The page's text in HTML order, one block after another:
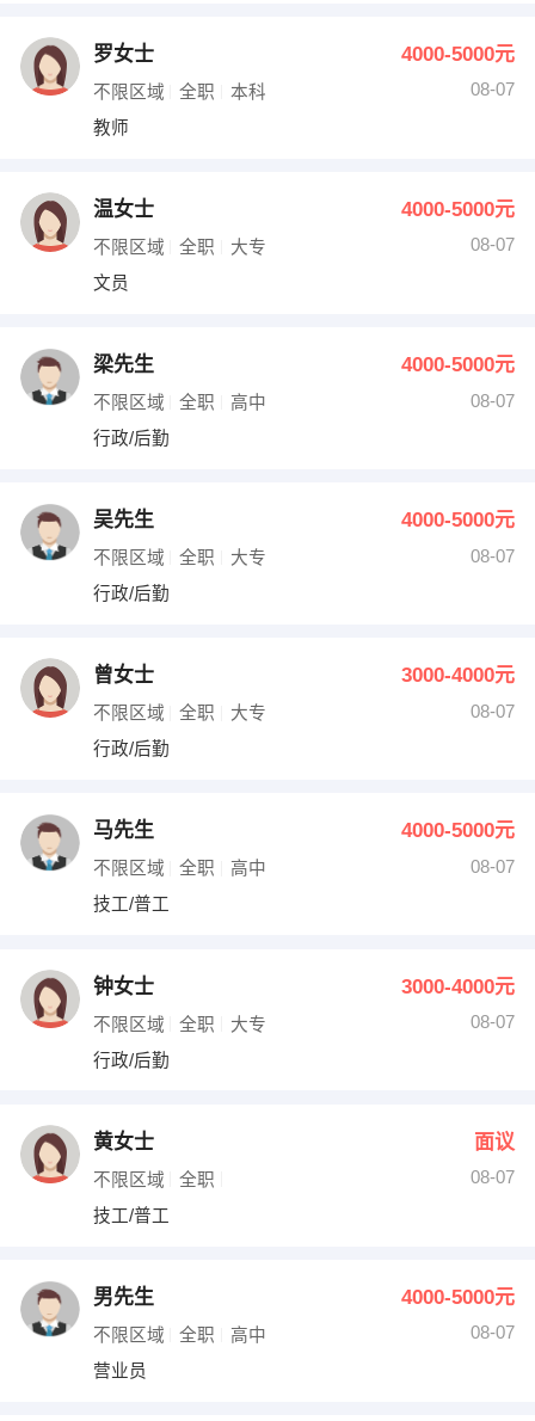
罗女士 4000-5000元
不限区域 全职 本科
08-07
教师
温女士 4000-5000元
不限区域 全职 大专
08-07
文员
梁先生 4000-5000元
不限区域 全职 高中
08-07
行政/后勤
吴先生 4000-5000元
不限区域 全职 大专
08-07
行政/后勤
曾女士 3000-4000元
不限区域 全职 大专
08-07
行政/后勤
马先生 4000-5000元
不限区域 全职 高中
08-07
技工/普工
钟女士 3000-4000元
不限区域 全职 大专
08-07
行政/后勤
黄女士 面议
不限区域 全职
08-07
技工/普工
男先生 4000-5000元
不限区域 全职 高中
08-07
营业员